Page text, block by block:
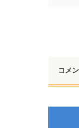
コメ